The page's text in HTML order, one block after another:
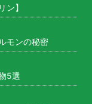
ン】
モンの秘密
5選